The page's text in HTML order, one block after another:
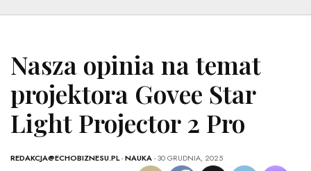
Nasza opinia na temat
projektora Govee Star
Light Projector 2 Pro
REDAKCJA@ECHOBIZNESU.PL-NAUKA- 30 GRUDNIA, 2025